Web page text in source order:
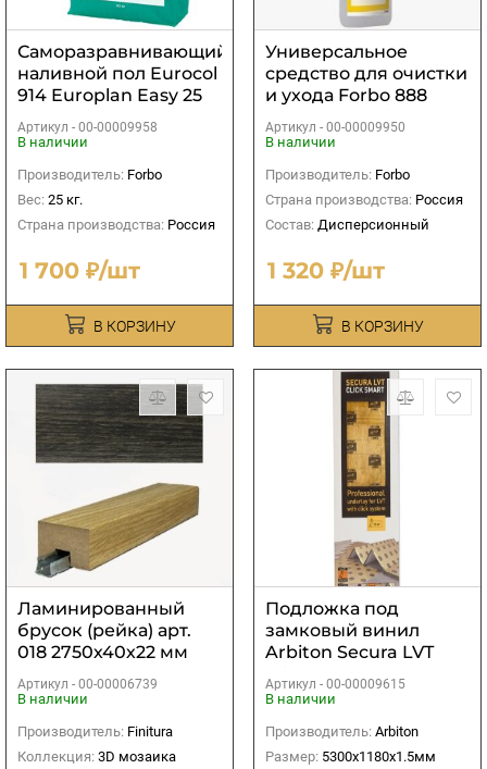
Саморазравнивающийся
наливной пол Eurocol
914 Europlan Easy 25
кг
Артикул - 00-00009958
В наличии
Производитель: Forbo
Вес: 25 кг.
Страна производства: Россия
1 700 ₽/шт
В КОРЗИНУ
Универсальное
средство для очистки
и ухода Forbo 888
Euroclean Uni 0,75 кг
Артикул - 00-00009950
В наличии
Производитель: Forbo
Страна производства: Россия
Состав: Дисперсионный
1 320 ₽/шт
В КОРЗИНУ
Ламинированный
брусок (рейка) арт.
018 2750х40х22 мм
Артикул - 00-00006739
В наличии
Производитель: Finitura
Коллекция: 3D мозаика
Подложка под
замковый винил
Arbiton Secura LVT
Click Smart 1,5мм
Артикул - 00-00009615
В наличии
Производитель: Arbiton
Размер: 5300х1180х1.5мм